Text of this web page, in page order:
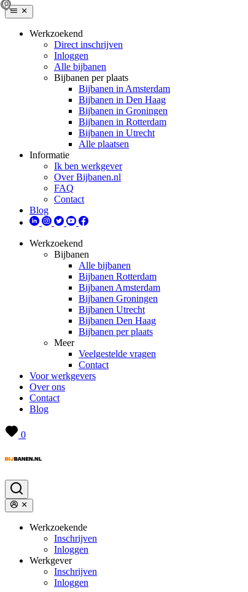
Werkzoekend
Direct inschrijven
Inloggen
Alle bijbanen
Bijbanen per plaats
Bijbanen in Amsterdam
Bijbanen in Den Haag
Bijbanen in Groningen
Bijbanen in Rotterdam
Bijbanen in Utrecht
Alle plaatsen
Informatie
Ik ben werkgever
Over Bijbanen.nl
FAQ
Contact
Blog
Werkzoekend
Bijbanen
Alle bijbanen
Bijbanen Rotterdam
Bijbanen Amsterdam
Bijbanen Groningen
Bijbanen Utrecht
Bijbanen Den Haag
Bijbanen per plaats
Meer
Veelgestelde vragen
Contact
Voor werkgevers
Over ons
Contact
Blog
0
Werkzoekende
Inschrijven
Inloggen
Werkgever
Inschrijven
Inloggen